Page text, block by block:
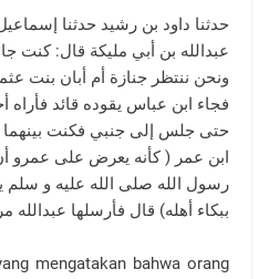
عبدالله بن أبي مليكة قال: كنت
ونحن ننتظر جنازة أم أبان بنت
فجاء ابن عباس يقوده قائد فأراه
حتى جلس إلى جنبي فكنت بينهما
ابن عمر ( كأنه يعرض على عمرو
رسول الله صلى الله عليه و سلم
ببكاء أهله) قال فأرسلها عبدالله
mengatakan bahwa orang